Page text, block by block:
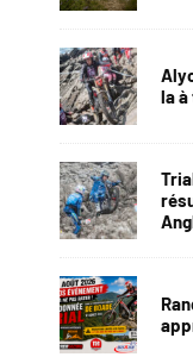
la